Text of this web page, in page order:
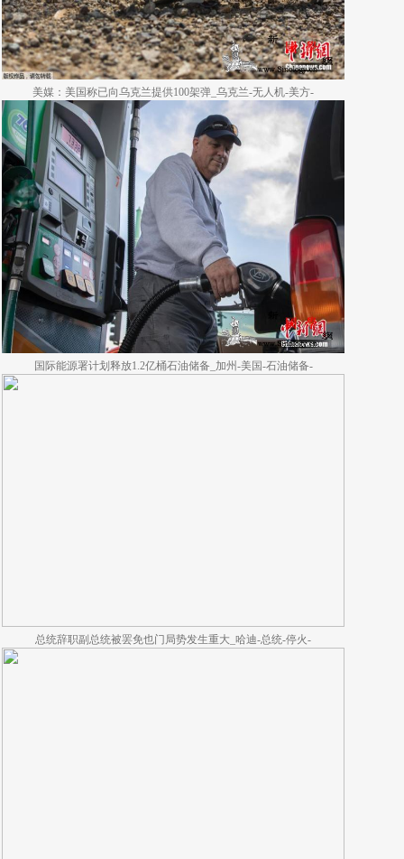
美媒：美国称已向乌克兰提供100架弹_乌克兰-无人机-美方-
国际能源署计划释放1.2亿桶石油储备_加州-美国-石油储备-
总统辞职副总统被罢免也门局势发生重大_哈迪-总统-停火-